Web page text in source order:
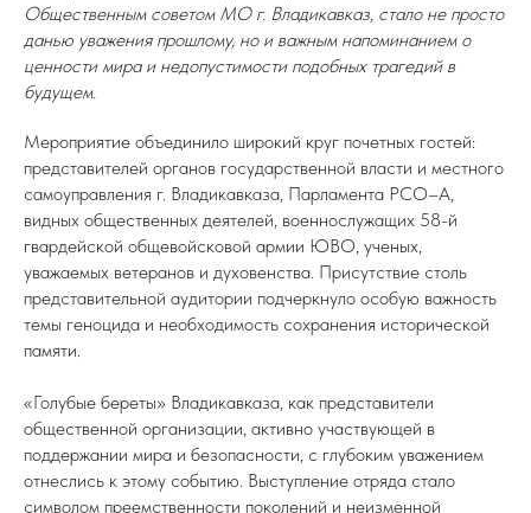
Общественным советом МО г. Владикавказ, стало не просто
данью уважения прошлому, но и важным напоминанием о
ценности мира и недопустимости подобных трагедий в
будущем.
Мероприятие объединило широкий круг почетных гостей:
представителей органов государственной власти и местного
самоуправления г. Владикавказа, Парламента РСО–А,
видных общественных деятелей, военнослужащих 58-й
гвардейской общевойсковой армии ЮВО, ученых,
уважаемых ветеранов и духовенства. Присутствие столь
представительной аудитории подчеркнуло особую важность
темы геноцида и необходимость сохранения исторической
памяти.
«Голубые береты» Владикавказа, как представители
общественной организации, активно участвующей в
поддержании мира и безопасности, с глубоким уважением
отнеслись к этому событию. Выступление отряда стало
символом преемственности поколений и неизменной